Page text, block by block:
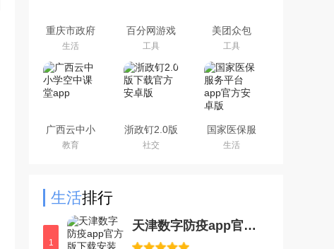
重庆市政府
渝快办app
官方版
生活
百分网游戏
盒子下载
2026新版
工具
美团众包
工具
广西云中小
学空中课堂
app
教育
浙政钉2.0版
下载官方安
卓版
社交
国家医保服
务平台app
官方安卓版
生活
生活排行
1
天津数字防疫app官方版下载安装2023最新版本v1.1.10官方版